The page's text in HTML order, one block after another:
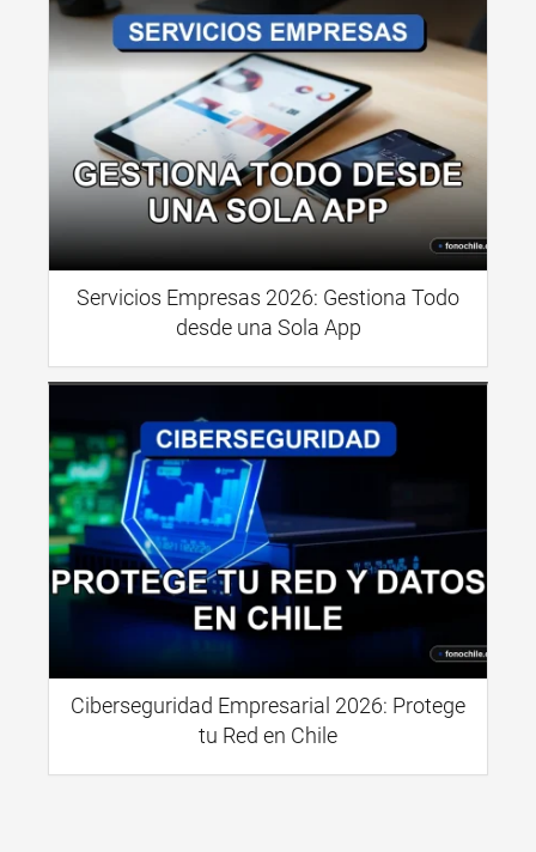
Servicios Empresas 2026: Gestiona Todo
desde una Sola App
Ciberseguridad Empresarial 2026: Protege
tu Red en Chile